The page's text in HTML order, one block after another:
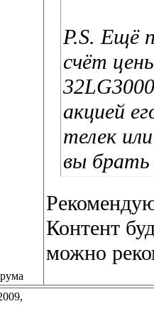
P.S. Ещё
счёт
акцией
телек
вы
Контент
можно